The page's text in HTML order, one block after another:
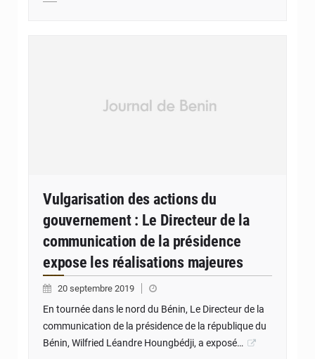
Vulgarisation des actions du
gouvernement : Le Directeur de la
communication de la présidence
expose les réalisations majeures
20 septembre 2019
En tournée dans le nord du Bénin, Le Directeur de la
communication de la présidence de la république du
Bénin, Wilfried Léandre Houngbédji, a exposé…